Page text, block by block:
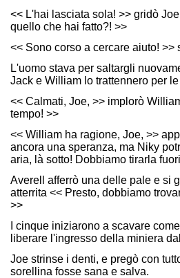
<< L'hai lasciata sola! >> gridò
quello che hai fatto?! >>
<< Sono corso a cercare aiuto! >>
L'uomo stava per saltargli
Jack e William lo trattennero per
<< Calmati, Joe, >> implorò
tempo! >>
<< William ha ragione, Joe, >>
ancora una speranza, ma Niky
aria, là sotto! Dobbiamo tirarla
Averell afferrò una delle pale e si
atterrita << Presto, dobbiamo
>>
I cinque iniziarono a scavare
liberare l'ingresso della miniera
Joe strinse i denti, e pregò con
sorellina fosse sana e salva.